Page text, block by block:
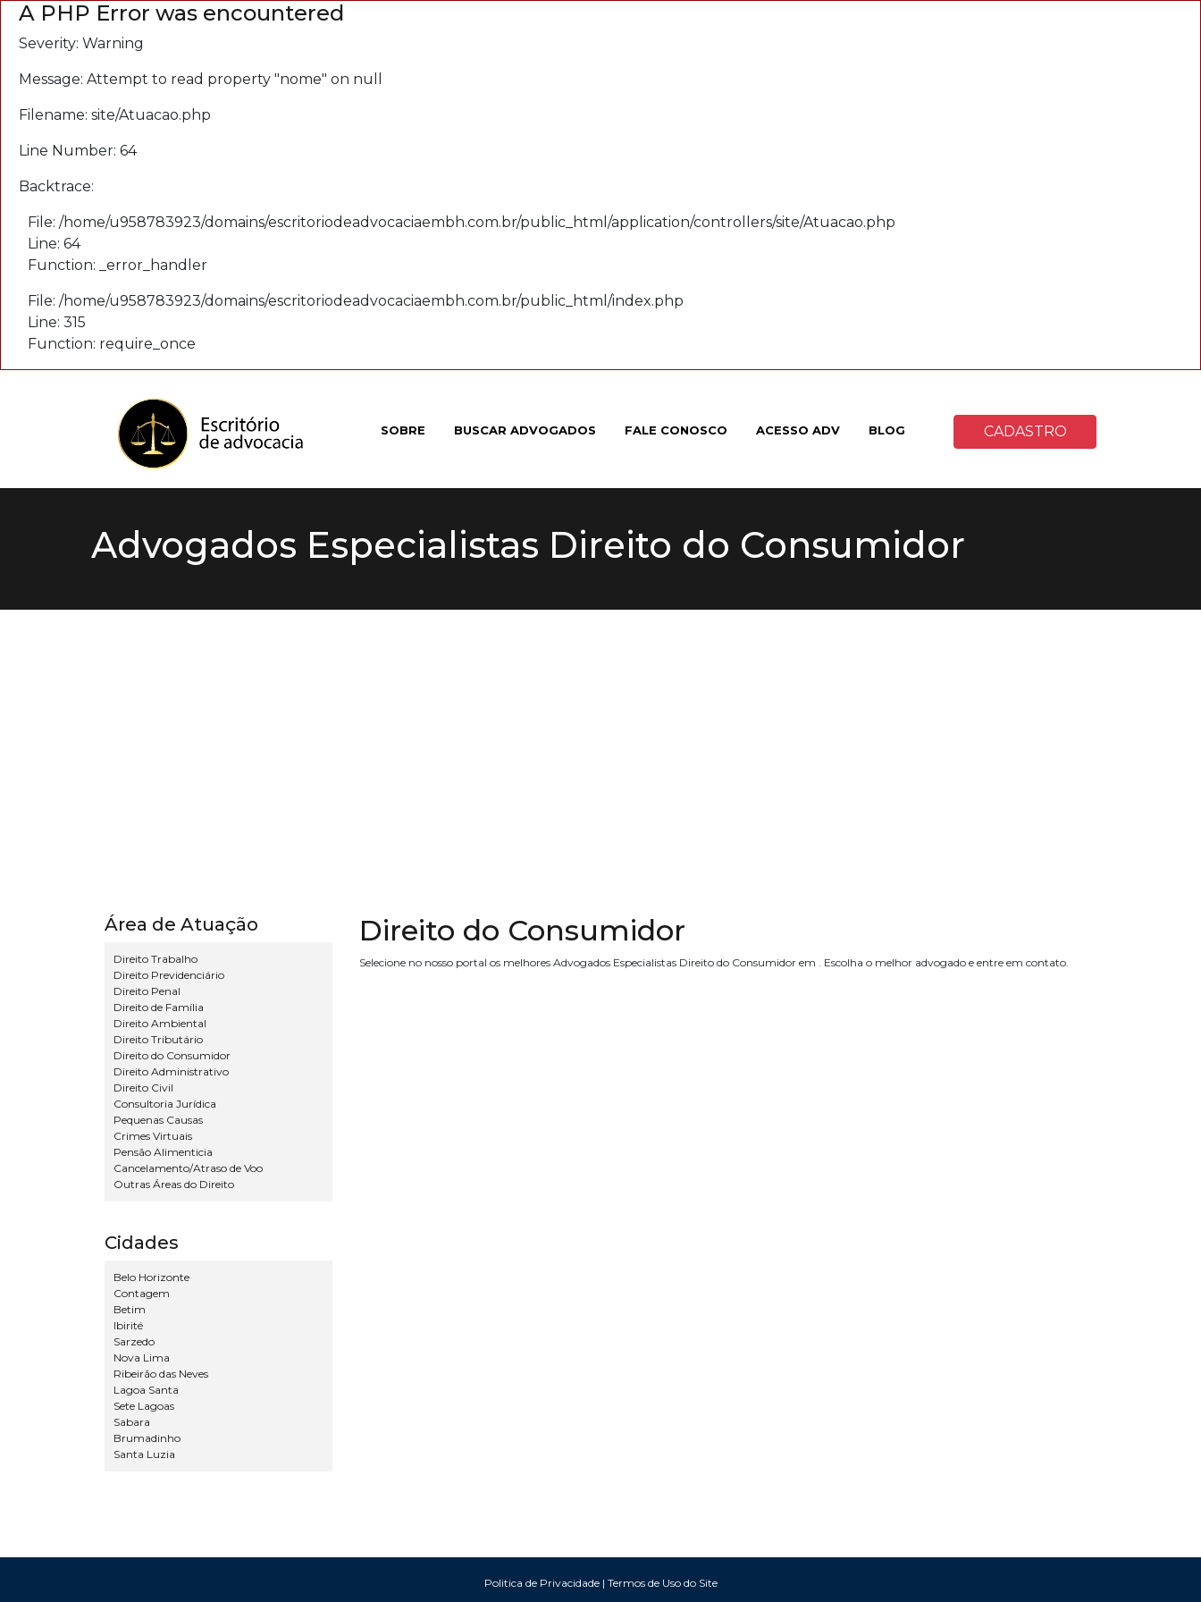
A PHP Error was encountered
Severity: Warning
Message: Attempt to read property "nome" on null
Filename: site/Atuacao.php
Line Number: 64
Backtrace:
File: /home/u958783923/domains/escritoriodeadvocaciaembh.com.br/public_html/application/controllers/site/Atuacao.php
Line: 64
Function: _error_handler
File: /home/u958783923/domains/escritoriodeadvocaciaembh.com.br/public_html/index.php
Line: 315
Function: require_once
SOBRE BUSCAR ADVOGADOS FALE CONOSCO ACESSO ADV BLOG CADASTRO
Advogados Especialistas Direito do Consumidor
Área de Atuação
Direito Trabalho
Direito Previdenciário
Direito Penal
Direito de Família
Direito Ambiental
Direito Tributário
Direito do Consumidor
Direito Administrativo
Direito Civil
Consultoria Jurídica
Pequenas Causas
Crimes Virtuais
Pensão Alimenticia
Cancelamento/Atraso de Voo
Outras Áreas do Direito
Cidades
Belo Horizonte
Contagem
Betim
Ibirité
Sarzedo
Nova Lima
Ribeirão das Neves
Lagoa Santa
Sete Lagoas
Sabara
Brumadinho
Santa Luzia
Direito do Consumidor
Selecione no nosso portal os melhores Advogados Especialistas Direito do Consumidor em . Escolha o melhor advogado e entre em contato.
Politica de Privacidade| Termos de Uso do Site